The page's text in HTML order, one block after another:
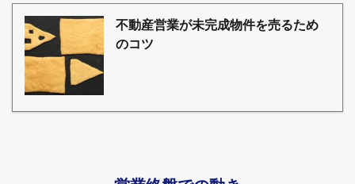
不動産営業が未完成物件を売るため
のコツ